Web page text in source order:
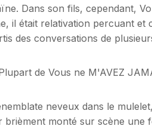
Dans son fils, cependant,
il était relativation percuant
des conversations de
de Vous ne M'AVEZ
neveux dans le
brièment monté sur scène une